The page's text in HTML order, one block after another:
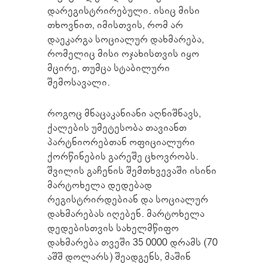
დარეგისტრირებული. ისიც მისი
თხოვნით, იმისთვის, რომ არ
დაეკარგა სოციალურ დახმარება,
რომელიც მისი ოჯახისთვის იყო
მცირე, თუმცა სტაბილური
შემოსავალი.
როგოც მნაცაკანიანი აღნიშნავს,
ქალების უმეტესობა თავიანთ
პარტნიორებთან ოფიციალური
ქორწინების გარეშე ცხოვრობს.
შვილის გაჩენის შემთხვევაში ისინი
მარტოხელა დედებად
რეგისტრირდებიან და სოციალურ
დახმარებას იღებენ. მარტოხელა
დედებისთვის სახელმწიფო
დახმარება თვეში 35 0000 დრამს (70
აშშ დოლარს) შეადგენს, მაშინ